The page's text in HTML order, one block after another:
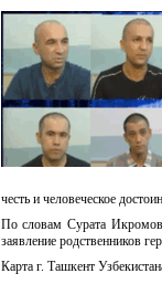
честь и человеческое
По словам Сурата
заявление родственников
Карта г. Ташкент